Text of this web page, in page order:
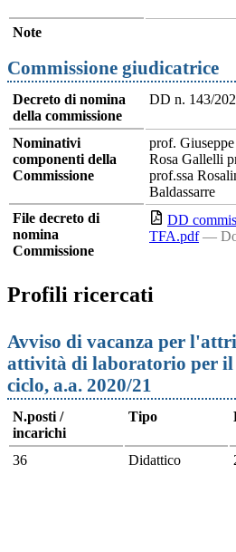
Note
Commissione giudicatrice
Decreto di nomina
della commissione
DD n. 143/
Nominativi
componenti della
Commissione
prof.
Rosa Gallelli
prof.ssa
Baldassarre
File decreto di
nomina
Commissione
DD
TFA.pdf —
Profili ricercati
Avviso di vacanza per
attività di laboratorio per il
ciclo, a.a. 2020/21
N.posti /
incarichi
Tipo
36 Didattico